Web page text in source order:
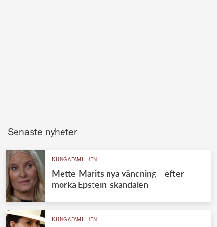
Senaste nyheter
KUNGAFAMILJEN
Mette-Marits nya vändning – efter
mörka Epstein-skandalen
KUNGAFAMILJEN